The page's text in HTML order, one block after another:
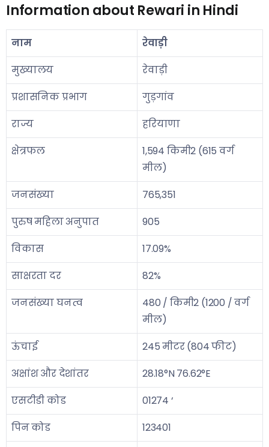
Information about Rewari in Hindi
नाम
रेवाड़ी
मुख्यालय
रेवाड़ी
प्रशासनिक प्रभाग
गुड़गांव
राज्य
हरियाणा
क्षेत्रफल
1,594 किमी2 (615 वर्ग
मील)
जनसंख्या
765,351
पुरुष महिला अनुपात
905
विकास
17.09%
साक्षरता दर
82%
जनसंख्या घनत्व
480 / किमी2 (1200 / वर्ग
मील)
ऊंचाई
245 मीटर (804 फीट)
अक्षांश और देशांतर
28.18°N 76.62°E
एसटीडी कोड
01274 ‘
पिन कोड
123401